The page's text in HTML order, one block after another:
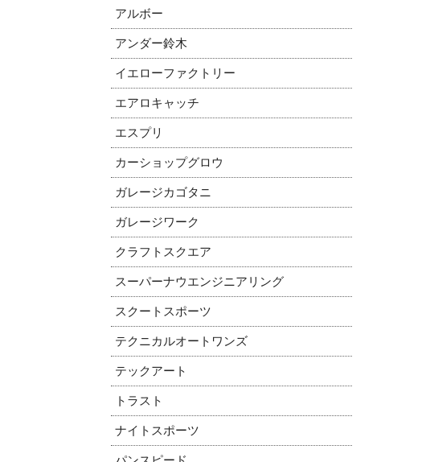
アルボー
アンダー鈴木
イエローファクトリー
エアロキャッチ
エスプリ
カーショップグロウ
ガレージカゴタニ
ガレージワーク
クラフトスクエア
スーパーナウエンジニアリング
スクートスポーツ
テクニカルオートワンズ
テックアート
トラスト
ナイトスポーツ